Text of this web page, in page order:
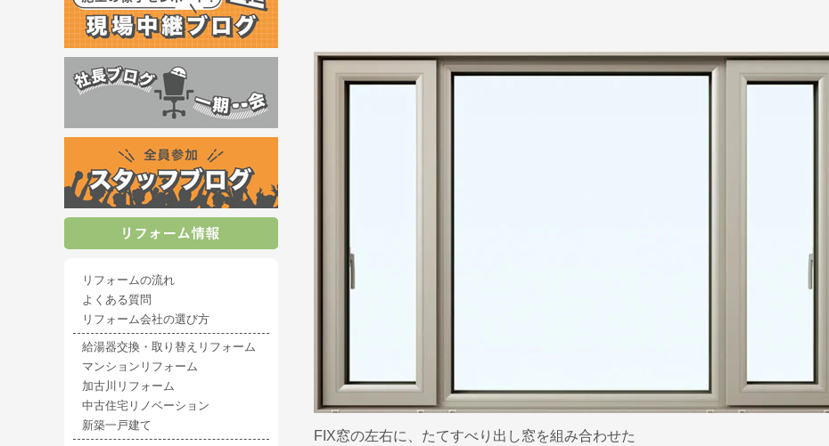
FIX窓の左右に、たてすべり出し窓を組み合わせた
リフォームの流れ
よくある質問
リフォーム会社の選び方
給湯器交換・取り替えリフォーム
マンションリフォーム
加古川リフォーム
中古住宅リノベーション
新築一戸建て